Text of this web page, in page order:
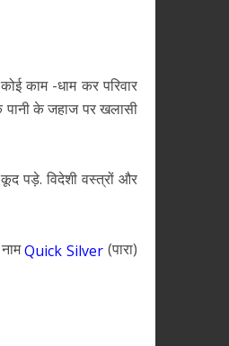
काम -धाम कर परिवार
के जहाज पर खलासी
पड़े. विदेशी वस्त्रों और
Quick Silver (पारा)